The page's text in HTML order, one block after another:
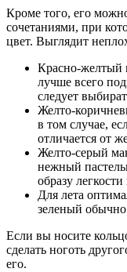
Кроме того, его
сочетаниями, при
цвет. Выглядит
Красно-желтый
лучше всего
следует
Желто-
в том случае,
отличается от
Желто-серый
нежный
образу
Для лета
зеленый обычно
Если вы носите
сделать ноготь
его.